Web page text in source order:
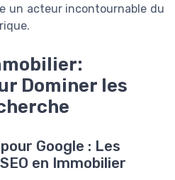
un acteur incontournable du
Dominer les
Google : Les
en Immobilier